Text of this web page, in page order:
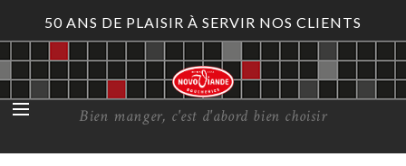
50 ANS DE PLAISIR À SERVIR NOS CLIENTS
Bien manger, c'est d'abord bien choisir